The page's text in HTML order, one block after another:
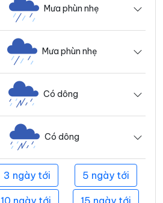
Mưa phùn nhẹ
Mưa phùn nhẹ
Có dông
Có dông
3 ngày tới 5 ngày tới
10 ngày tới 15 ngày tới